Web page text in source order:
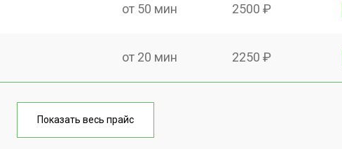
от 50 мин 2500 ₽
от 20 мин 2250 ₽
от 30 мин
Показать весь прайс